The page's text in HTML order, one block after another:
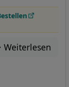
Weiterlesen